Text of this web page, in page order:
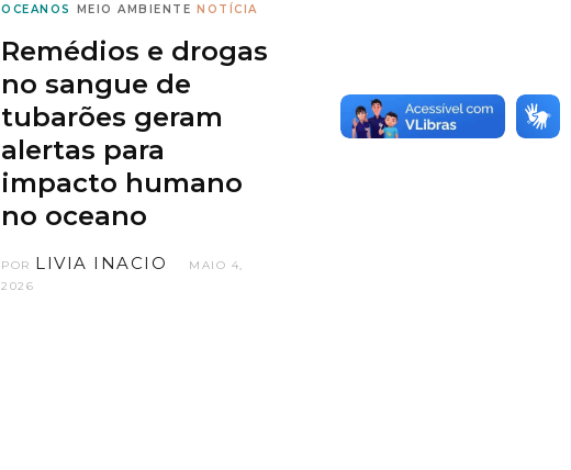
OCEANOS
MEIO AMBIENTE NOTÍCIA
Remédios e drogas
no sangue de
tubarões geram
alertas para
impacto humano
no oceano
POR LIVIA INACIO
MAIO 4,
2026